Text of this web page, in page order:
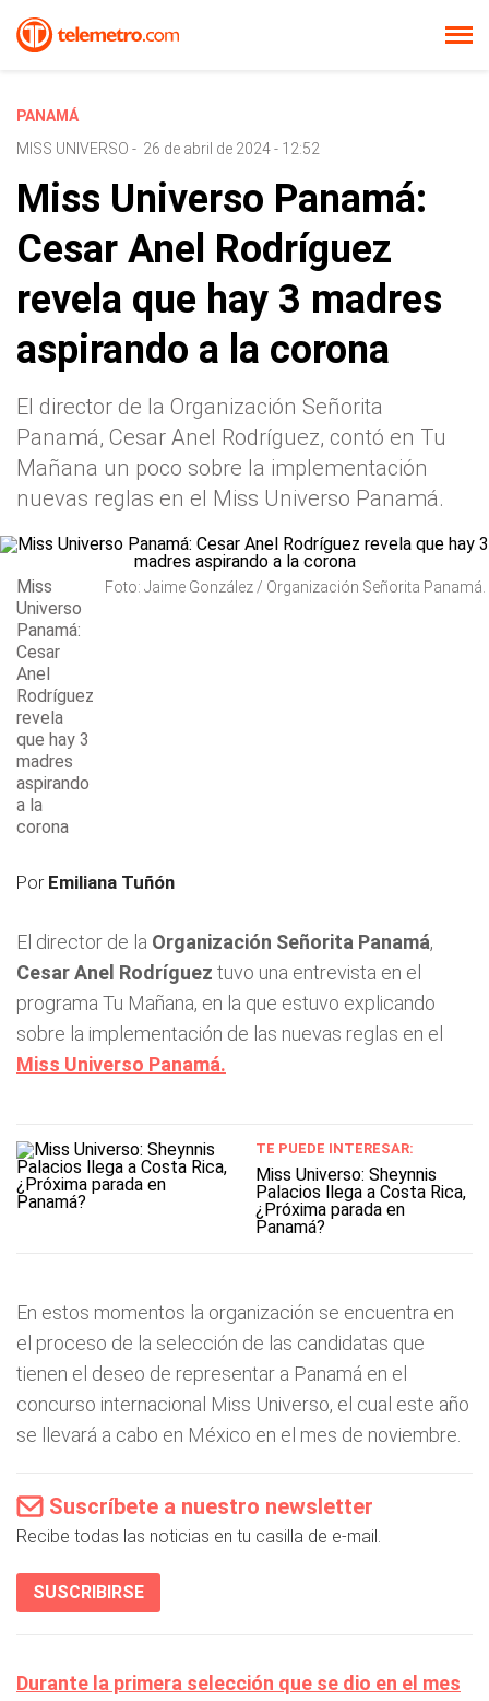
PANAMÁ
MISS UNIVERSO - 26 de abril de 2024 - 12:52
Miss Universo Panamá:
Cesar Anel Rodríguez
revela que hay 3 madres
aspirando a la corona
El director de la Organización Señorita
Panamá, Cesar Anel Rodríguez, contó en Tu
Mañana un poco sobre la implementación
nuevas reglas en el Miss Universo Panamá.
Miss
Universo
Panamá:
Cesar
Anel
Rodríguez
revela
que hay 3
madres
aspirando
a la
corona
Foto: Jaime González / Organización Señorita Panamá.
Por Emiliana Tuñón
El director de la Organización Señorita Panamá,
Cesar Anel Rodríguez tuvo una entrevista en el
programa Tu Mañana, en la que estuvo explicando
sobre la implementación de las nuevas reglas en el
Miss Universo Panamá.
TE PUEDE INTERESAR:
Miss Universo: Sheynnis
Palacios llega a Costa Rica,
¿Próxima parada en
Panamá?
En estos momentos la organización se encuentra en
el proceso de la selección de las candidatas que
tienen el deseo de representar a Panamá en el
concurso internacional Miss Universo, el cual este año
se llevará a cabo en México en el mes de noviembre.
Suscríbete a nuestro newsletter
Recibe todas las noticias en tu casilla de e-mail.
SUSCRIBIRSE
Durante la primera selección que se dio en el mes